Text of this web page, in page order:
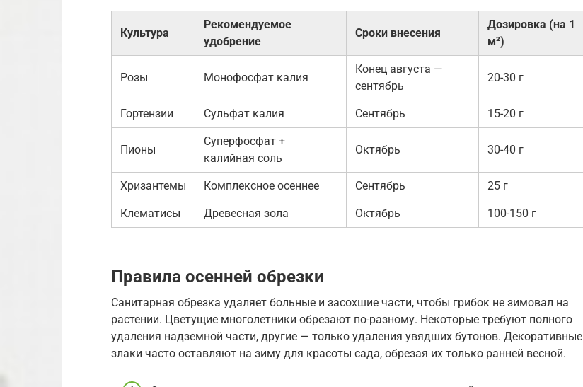
Культура
Рекомендуемое
удобрение
Сроки внесения
Дозировка (на 1
м²)
Розы Монофосфат калия
Конец августа —
сентябрь
20-30 г
Гортензии Сульфат калия Сентябрь 15-20 г
Пионы
Суперфосфат +
калийная соль
Октябрь 30-40 г
Хризантемы Комплексное осеннее Сентябрь 25 г
Клематисы Древесная зола Октябрь 100-150 г
Правила осенней обрезки
Санитарная обрезка удаляет больные и засохшие части, чтобы грибок не зимовал на
растении. Цветущие многолетники обрезают по-разному. Некоторые требуют полного
удаления надземной части, другие — только удаления увядших бутонов. Декоративные
злаки часто оставляют на зиму для красоты сада, обрезая их только ранней весной.